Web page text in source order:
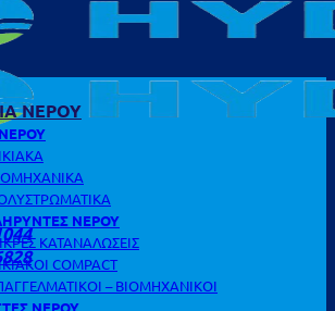
ΝΕΡΟΥ
ΝΕΡΟΥ
ΚΑΤΑΝΑΛΩΣΕΙΣ
COMPACT
– ΒΙΟΜΗΧΑΝΙΚΟΙ
ΝΕΡΟΥ